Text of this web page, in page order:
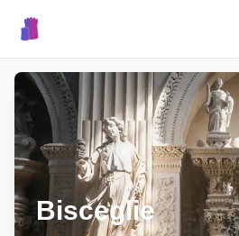
🎉 Événements
🏘️Villages
📝Publier un Événement
Bisceglie